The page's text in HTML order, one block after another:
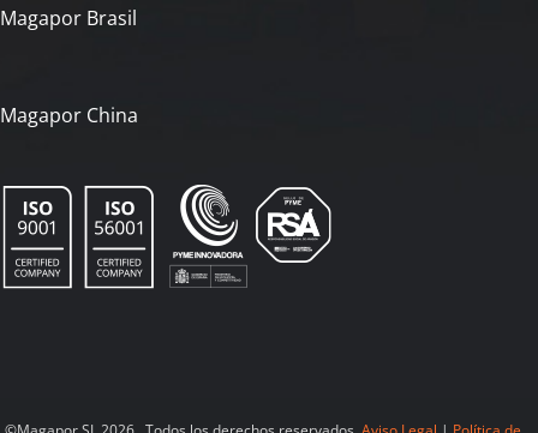
Magapor Brasil
Magapor China